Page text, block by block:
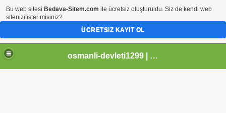
osmanli-devleti1299 | Osmanli Devleti | osmanli padisahlari | osmanli vezirleri | Osmanli Ansiklopedi Bilgileri
Bu web sitesi Bedava-Sitem.com ile ücretsiz oluşturuldu. Siz de kendi web
sitenizi ister misiniz?
ÜCRETSIZ KAYIT OL